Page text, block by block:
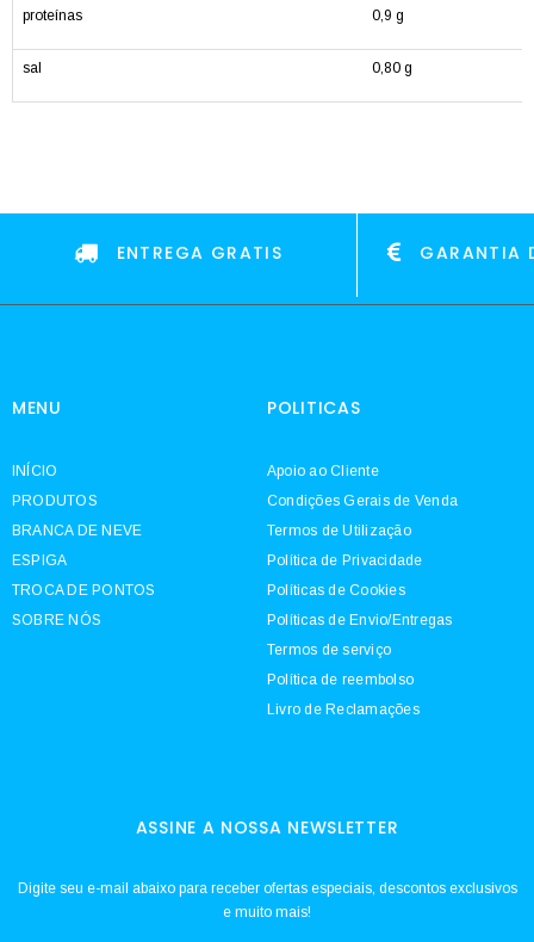
proteínas 0,9 g
sal 0,80 g
ENTREGA GRATIS GARANTIA
MENU
INÍCIO
PRODUTOS
BRANCA DE NEVE
ESPIGA
TROCA DE PONTOS
SOBRE NÓS
POLITICAS
Apoio ao Cliente
Condições Gerais de Venda
Termos de Utilização
Política de Privacidade
Políticas de Cookies
Políticas de Envio/Entregas
Termos de serviço
Política de reembolso
Livro de Reclamações
ASSINE A NOSSA NEWSLETTER
Digite seu e-mail abaixo para receber ofertas especiais, descontos exclusivos
e muito mais!